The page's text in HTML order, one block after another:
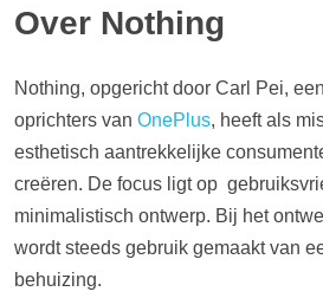
Over Nothing
Nothing, opgericht door Carl Pei,
oprichters van OnePlus, heeft als
esthetisch aantrekkelijke
creëren. De focus ligt op
minimalistisch ontwerp. Bij het
wordt steeds gebruik gemaakt van
behuizing.